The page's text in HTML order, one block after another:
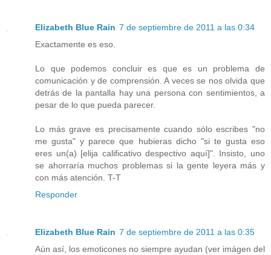
Elizabeth Blue Rain 7 de septiembre de 2011 a las 0:34
Exactamente es eso.
Lo que podemos concluir es que es un problema de
comunicación y de comprensión. A veces se nos olvida que
detrás de la pantalla hay una persona con sentimientos, a
pesar de lo que pueda parecer.
Lo más grave es precisamente cuando sólo escribes "no
me gusta" y parece que hubieras dicho "si te gusta eso
eres un(a) [elija calificativo despectivo aquí]". Insisto, uno
se ahorraría muchos problemas si la gente leyera más y
con más atención. T-T
Responder
Elizabeth Blue Rain 7 de septiembre de 2011 a las 0:35
Aún así, los emoticones no siempre ayudan (ver imágen del